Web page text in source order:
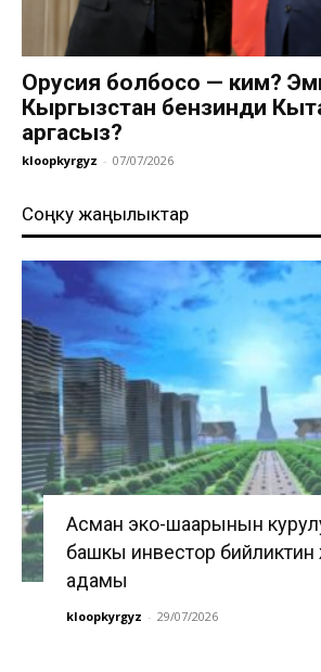
Орусия болбосо — ким?
Кыргызстан бензинди
аргасыз?
kloopkyrgyz - 07/07/2026
Соңку жаңылыктар
Асман эко-шаарынын
башкы инвестор
адамы
kloopkyrgyz - 29/07/2026